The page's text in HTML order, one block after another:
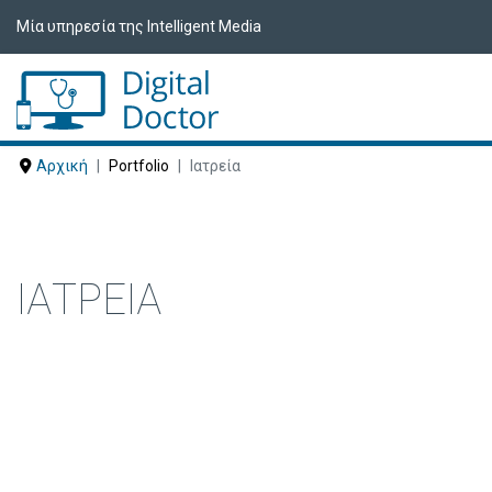
Μία υπηρεσία της Intelligent Media
Αρχική Portfolio Ιατρεία
ΙΑΤΡΕΊΑ